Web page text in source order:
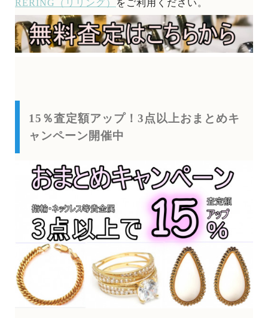
RERING（リリング）
をご利用ください。
15％査定額アップ！3点以上おまとめキ
ャンペーン開催中